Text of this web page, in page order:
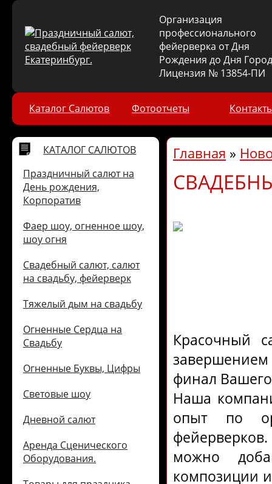
Организация
профессионального
фейерверка от Дня
Рождения до Дня
Лицензия № 13854-ПИ
Каталог Салютов Фотоотчеты
КАТАЛОГ САЛЮТОВ
Праздничный салют на
День рождения,
Корпоратив
Фаер шоу, огненное шоу,
шоу огня
Свадебный салют, салют
на свадьбу, фейерверк
Тяжелый дым на свадьбу
Огненные Сердца на
Свадьбу
Огненные Буквы, Цифры
Световые шоу
Дневной салют
Аренда Сценического
Оборудования.
Главная »
Красочный
завершением
финал
Наша
опыт по
можно
композиции